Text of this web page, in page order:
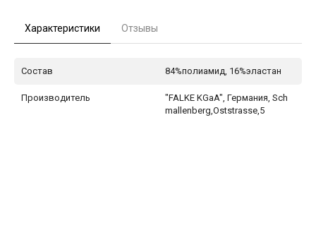
Характеристики Отзывы
Состав 84%полиамид, 16%эластан
Производитель
"FALKE KGaA", Германия, Sch
mallenberg,Oststrasse,5